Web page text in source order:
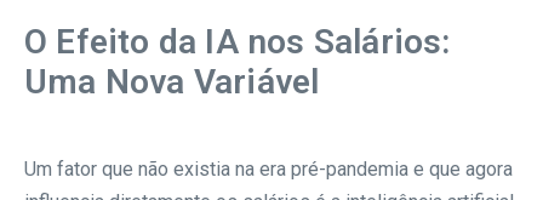
O Efeito da IA nos Salários:
Uma Nova Variável
Um fator que não existia na era pré-pandemia e que agora